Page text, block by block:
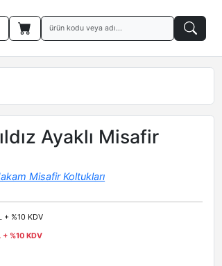
Ayaklı Misafir
Misafir Koltukları
+ %10 KDV
+ %10 KDV